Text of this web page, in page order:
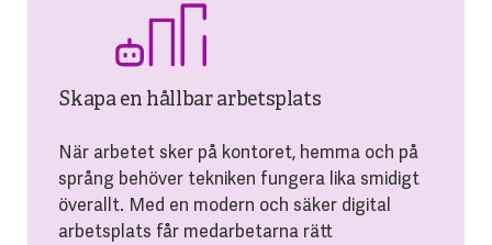
Skapa en hållbar arbetsplats
När arbetet sker på kontoret, hemma och på
språng behöver tekniken fungera lika smidigt
överallt. Med en modern och säker digital
arbetsplats får medarbetarna rätt